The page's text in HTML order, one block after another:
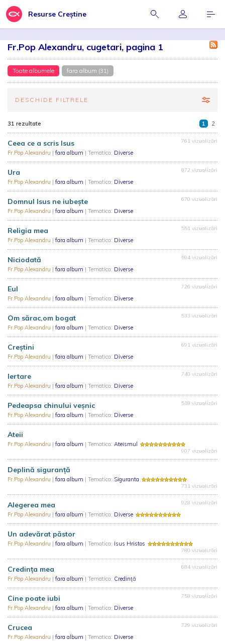
Resurse Creștine
Fr.Pop Alexandru, cugetari, pagina 1
Toate albumele fara album (31)
DESCHIDE FILTRELE
31 rezultate 1 2
Ceea ce a scris Isus
Fr.Pop Alexandru | fara album | Tematica: Diverse
761 vizualizări
Ura
Fr.Pop Alexandru | fara album | Tematica: Diverse
872 vizualizări
Domnul Isus ne iubește
Fr.Pop Alexandru | fara album | Tematica: Diverse
670 vizualizări
Religia mea
Fr.Pop Alexandru | fara album | Tematica: Diverse
551 vizualizări
Niciodată
Fr.Pop Alexandru | fara album | Tematica: Diverse
594 vizualizări
Eul
Fr.Pop Alexandru | fara album | Tematica: Diverse
726 vizualizări
Om sărac,om bogat
Fr.Pop Alexandru | fara album | Tematica: Diverse
533 vizualizări
Creștini
Fr.Pop Alexandru | fara album | Tematica: Diverse
691 vizualizări
Iertare
Fr.Pop Alexandru | fara album | Tematica: Diverse
740 vizualizări
Pedeapsa chinului veșnic
Fr.Pop Alexandru | fara album | Tematica: Diverse
518 vizualizări
Ateii
Fr.Pop Alexandru | fara album | Tematica: Ateismul
907 vizualizări
Deplină siguranță
Fr.Pop Alexandru | fara album | Tematica: Siguranta
731 vizualizări
Alegerea mea
Fr.Pop Alexandru | fara album | Tematica: Diverse
928 vizualizări
Un adevărat păstor
Fr.Pop Alexandru | fara album | Tematica: Isus Hristos
780 vizualizări
Credința mea
Fr.Pop Alexandru | fara album | Tematica: Credință
684 vizualizări
Cine poate iubi
Fr.Pop Alexandru | fara album | Tematica: Diverse
758 vizualizări
Crucea
Fr.Pop Alexandru | fara album | Tematica: Diverse
729 vizualizări